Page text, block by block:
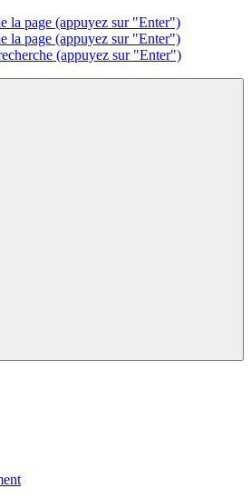
la page (appuyez sur "Enter")
la page (appuyez sur "Enter")
(appuyez sur "Enter")